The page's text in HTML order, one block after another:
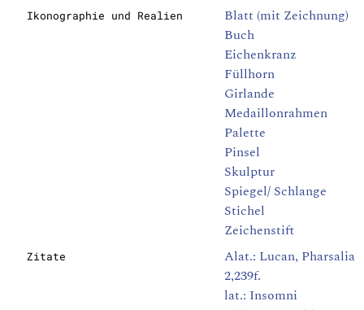
Ikonographie und Realien
Blatt (mit Zeichnung)
Buch
Eichenkranz
Füllhorn
Girlande
Medaillonrahmen
Palette
Pinsel
Skulptur
Spiegel/ Schlange
Stichel
Zeichenstift
Zitate
Alat.: Lucan, Pharsalia
2,239f.
lat.: Insomni